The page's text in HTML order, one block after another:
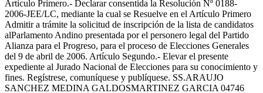
Artículo Primero.- Declarar consentida la Resolución Nº 0188-
2006-JEE/LC, mediante la cual se Resuelve en el Artículo Primero
Admitir a trámite la solicitud de inscripción de la lista de candidatos
alParlamento Andino presentada por el personero legal del Partido
Alianza para el Progreso, para el proceso de Elecciones Generales
del 9 de abril de 2006. Artículo Segundo.- Elevar el presente
expediente al Jurado Nacional de Elecciones para su conocimiento y
fines. Regístrese, comuníquese y publíquese. SS.ARAUJO
SANCHEZ MEDINA GALDOSMARTINEZ GARCIA 04746